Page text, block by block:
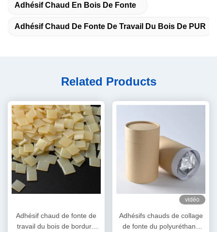
Adhésif Chaud En Bois De Fonte
Adhésif Chaud De Fonte De Travail Du Bois De PUR
Related Products
Adhésif chaud de fonte de
travail du bois de bordure
vidéo
Adhésifs chauds de collage
de fonte du polyuréthane